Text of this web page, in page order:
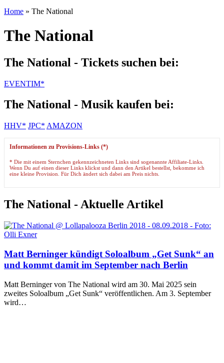
Home » The National
The National
The National - Tickets suchen bei:
EVENTIM*
The National - Musik kaufen bei:
HHV* JPC* AMAZON
Informationen zu Provisions-Links (*)
* Die mit einem Sternchen gekennzeichneten Links sind sogenannte Affiliate-Links.
Wenn Du auf einen dieser Links klickst und dann den Artikel bestellst, bekomme ich
eine kleine Provision. Für Dich ändert sich dabei am Preis nichts.
The National - Aktuelle Artikel
Matt Berninger kündigt Soloalbum „Get Sunk“ an
und kommt damit im September nach Berlin
Matt Berninger von The National wird am 30. Mai 2025 sein
zweites Soloalbum „Get Sunk“ veröffentlichen. Am 3. September
wird…